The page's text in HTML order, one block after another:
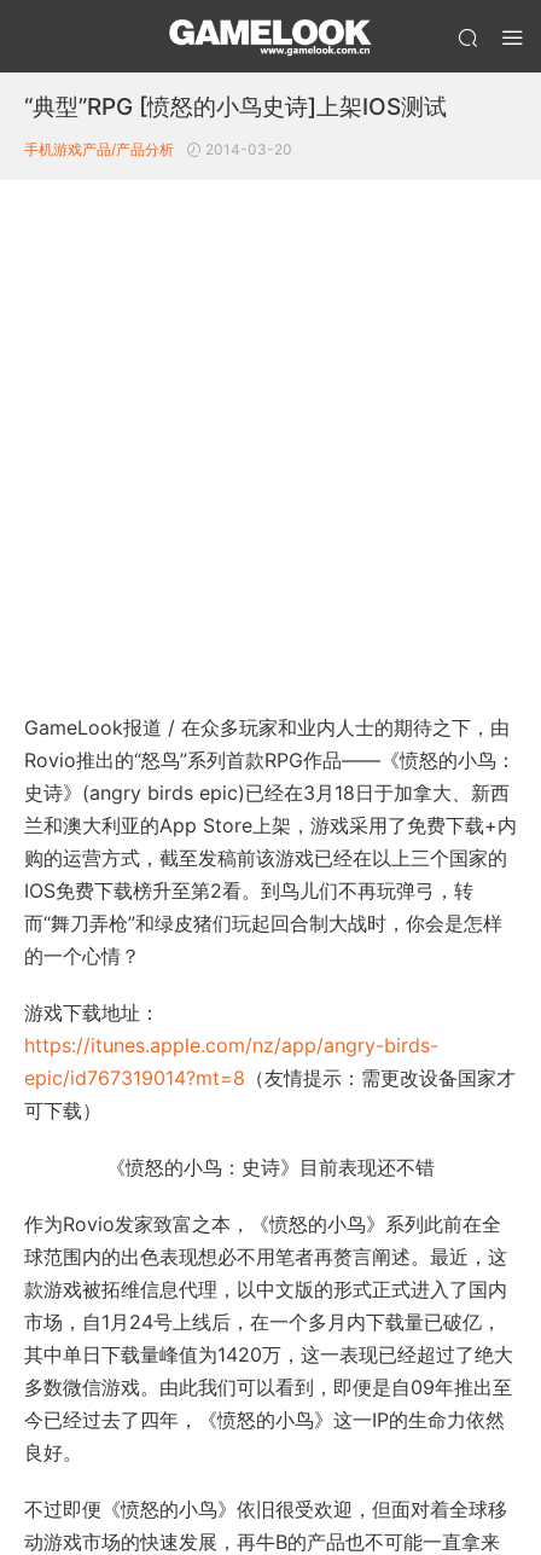
“典型”RPG [愤怒的小鸟史诗]上架IOS测试
手机游戏产品/产品分析 2014-03-20
GameLook报道 / 在众多玩家和业内人士的期待之下，由
Rovio推出的“怒鸟”系列首款RPG作品——《愤怒的小鸟：
史诗》(angry birds epic)已经在3月18日于加拿大、新西
兰和澳大利亚的App Store上架，游戏采用了免费下载+内
购的运营方式，截至发稿前该游戏已经在以上三个国家的
IOS免费下载榜升至第2看。到鸟儿们不再玩弹弓，转
而“舞刀弄枪”和绿皮猪们玩起回合制大战时，你会是怎样
的一个心情？
游戏下载地址：
https://itunes.apple.com/nz/app/angry-birds-
epic/id767319014?mt=8 （友情提示：需更改设备国家才
可下载）
《愤怒的小鸟：史诗》目前表现还不错
作为Rovio发家致富之本，《愤怒的小鸟》系列此前在全
球范围内的出色表现想必不用笔者再赘言阐述。最近，这
款游戏被拓维信息代理，以中文版的形式正式进入了国内
市场，自1月24号上线后，在一个多月内下载量已破亿，
其中单日下载量峰值为1420万，这一表现已经超过了绝大
多数微信游戏。由此我们可以看到，即便是自09年推出至
今已经过去了四年，《愤怒的小鸟》这一IP的生命力依然
良好。
不过即便《愤怒的小鸟》依旧很受欢迎，但面对着全球移
动游戏市场的快速发展，再牛B的产品也不可能一直拿来